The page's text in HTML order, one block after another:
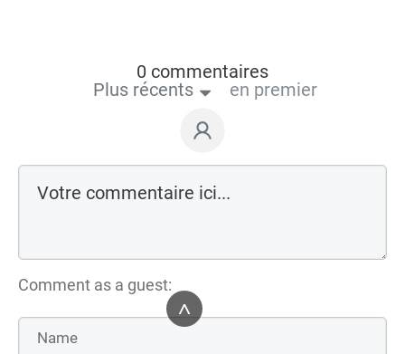
0 commentaires
Plus récents
en premier
Comment as a guest:
^